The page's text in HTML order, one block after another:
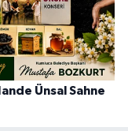
Ünsal Sahne